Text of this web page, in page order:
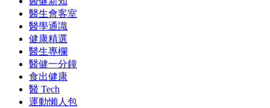
醫生會客室
醫學通識
健康精選
醫生專欄
醫健一分鐘
食出健康
醫 Tech
運動懶人包